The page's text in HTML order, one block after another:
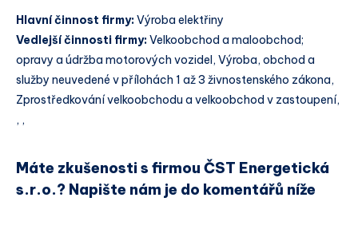
Hlavní činnost firmy:Výroba elektřiny
Vedlejší činnosti firmy:Velkoobchod a maloobchod;
opravy a údržba motorových vozidel, Výroba, obchod a
služby neuvedené v přílohách 1 až 3 živnostenského zákona,
Zprostředkování velkoobchodu a velkoobchod v zastoupení,
, ,
Máte zkušenosti s firmou ČST Energetická
s.r.o.? Napište nám je do komentářů níže